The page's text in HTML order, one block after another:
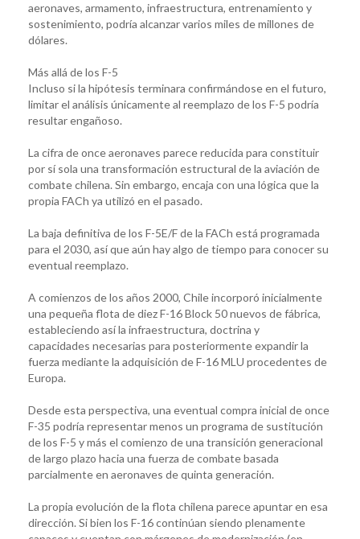
aeronaves, armamento, infraestructura, entrenamiento y
sostenimiento, podría alcanzar varios miles de millones de
dólares.
Más allá de los F-5
Incluso si la hipótesis terminara confirmándose en el futuro,
limitar el análisis únicamente al reemplazo de los F-5 podría
resultar engañoso.
La cifra de once aeronaves parece reducida para constituir
por sí sola una transformación estructural de la aviación de
combate chilena. Sin embargo, encaja con una lógica que la
propia FACh ya utilizó en el pasado.
La baja definitiva de los F-5E/F de la FACh está programada
para el 2030, así que aún hay algo de tiempo para conocer su
eventual reemplazo.
A comienzos de los años 2000, Chile incorporó inicialmente
una pequeña flota de diez F-16 Block 50 nuevos de fábrica,
estableciendo así la infraestructura, doctrina y
capacidades necesarias para posteriormente expandir la
fuerza mediante la adquisición de F-16 MLU procedentes de
Europa.
Desde esta perspectiva, una eventual compra inicial de once
F-35 podría representar menos un programa de sustitución
de los F-5 y más el comienzo de una transición generacional
de largo plazo hacia una fuerza de combate basada
parcialmente en aeronaves de quinta generación.
La propia evolución de la flota chilena parece apuntar en esa
dirección. Si bien los F-16 continúan siendo plenamente